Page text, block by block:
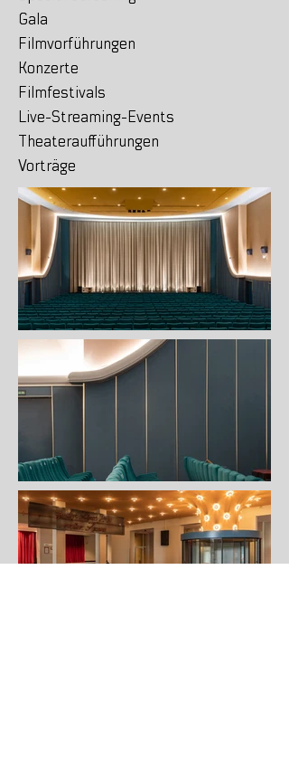
Gala
Filmvorführungen
Konzerte
Filmfestivals
Live-Streaming-Events
Theateraufführungen
Vorträge